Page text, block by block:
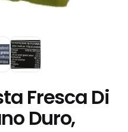
Fresca Di
Duro,